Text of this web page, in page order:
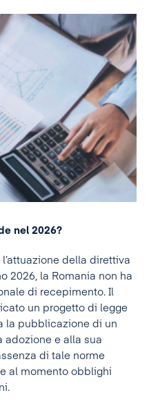
nel 2026?
della direttiva
2026, la Romania non ha
di recepimento. Il
un progetto di legge
la pubblicazione di un
adozione e alla sua
di tale norme
al momento obblighi